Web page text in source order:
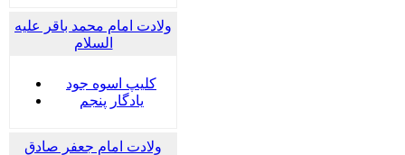
ولادت امام محمد باقر علیه
السلام
کلیپ اسوه جود
یادگار پنجم
ولادت امام جعفر صادق